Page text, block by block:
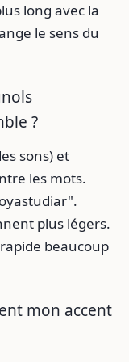
long avec la
le sens du
?
sons) et
les mots.
plus légers.
beaucoup
mon accent